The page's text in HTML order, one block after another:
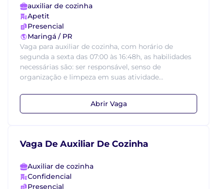
auxiliar de cozinha
Apetit
Presencial
Maringá / PR
Vaga para auxiliar de cozinha, com horário de
segunda a sexta das 07:00 às 16:48h, as habilidades
necessárias são: ser responsável, senso de
organização e limpeza em suas atividade...
Abrir Vaga
Vaga De Auxiliar De Cozinha
Auxiliar de cozinha
Confidencial
Presencial